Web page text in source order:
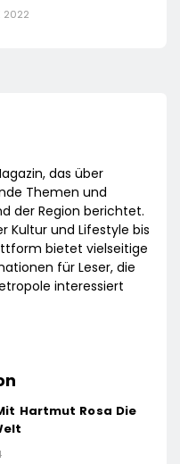
2022
das über
Themen und
der Region berichtet.
Kultur und Lifestyle bis
bietet vielseitige
für Leser, die
interessiert
Hartmut Rosa Die